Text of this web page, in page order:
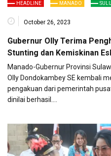
HEADLINE MANADO
October 26, 2023
Gubernur Olly Terima
Stunting dan Kemiskinan
Manado-Gubernur Provinsi
Olly Dondokambey SE kembali
pengakuan dari pemerintah
dinilai berhasil….